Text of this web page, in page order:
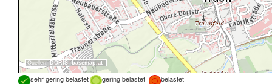
Quellen: DORIS, basemap.at
sehr gering belastet gering belastet
belastet